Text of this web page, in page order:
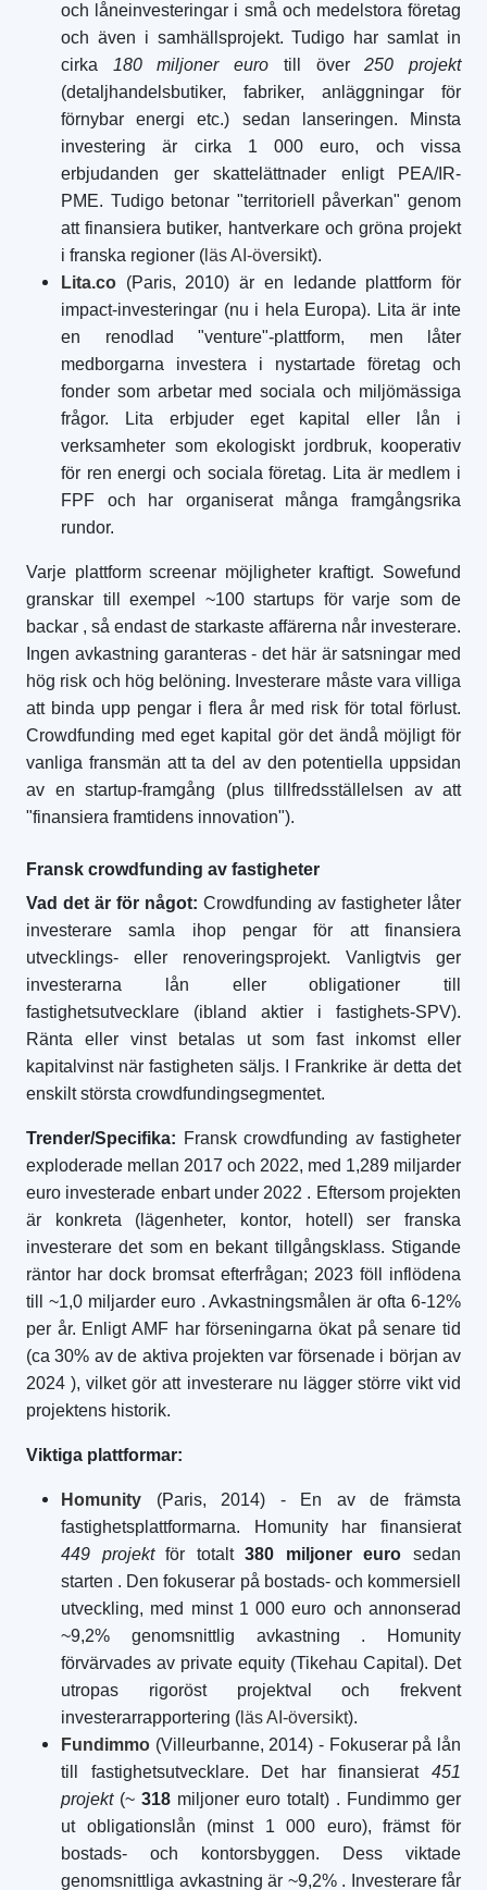
och låneinvesteringar i små och medelstora företag
och även i samhällsprojekt. Tudigo har samlat in
cirka 180 miljoner euro till över250 projekt
(detaljhandelsbutiker, fabriker, anläggningar för
förnybar energi etc.) sedan lanseringen. Minsta
investering är cirka 1 000 euro, och vissa
erbjudanden ger skattelättnader enligt PEA/IR-
PME. Tudigo betonar "territoriell påverkan" genom
att finansiera butiker, hantverkare och gröna projekt
i franska regioner ( läs AI-översikt).
Lita.co (Paris, 2010) är en ledande plattform för
impact-investeringar (nu i hela Europa). Lita är inte
en renodlad "venture"-plattform, men låter
medborgarna investera i nystartade företag och
fonder som arbetar med sociala och miljömässiga
frågor. Lita erbjuder eget kapital eller lån i
verksamheter som ekologiskt jordbruk, kooperativ
för ren energi och sociala företag. Lita är medlem i
FPF och har organiserat många framgångsrika
rundor.
Varje plattform screenar möjligheter kraftigt. Sowefund
granskar till exempel ~100 startups för varje som de
backar , så endast de starkaste affärerna når investerare.
Ingen avkastning garanteras - det här är satsningar med
hög risk och hög belöning. Investerare måste vara villiga
att binda upp pengar i flera år med risk för total förlust.
Crowdfunding med eget kapital gör det ändå möjligt för
vanliga fransmän att ta del av den potentiella uppsidan
av en startup-framgång (plus tillfredsställelsen av att
"finansiera framtidens innovation").
Fransk crowdfunding av fastigheter
Vad det är för något: Crowdfunding av fastigheter låter
investerare samla ihop pengar för att finansiera
utvecklings- eller renoveringsprojekt. Vanligtvis ger
investerarna lån eller obligationer till
fastighetsutvecklare (ibland aktier i fastighets-SPV).
Ränta eller vinst betalas ut som fast inkomst eller
kapitalvinst när fastigheten säljs. I Frankrike är detta det
enskilt största crowdfundingsegmentet.
Trender/Specifika: Fransk crowdfunding av fastigheter
exploderade mellan 2017 och 2022, med 1,289 miljarder
euro investerade enbart under 2022 . Eftersom projekten
är konkreta (lägenheter, kontor, hotell) ser franska
investerare det som en bekant tillgångsklass. Stigande
räntor har dock bromsat efterfrågan; 2023 föll inflödena
till ~1,0 miljarder euro . Avkastningsmålen är ofta 6-12%
per år. Enligt AMF har förseningarna ökat på senare tid
(ca 30% av de aktiva projekten var försenade i början av
2024 ), vilket gör att investerare nu lägger större vikt vid
projektens historik.
Viktiga plattformar:
Homunity (Paris, 2014) - En av de främsta
fastighetsplattformarna. Homunity har finansierat
449 projektför totalt380 miljoner euro sedan
starten . Den fokuserar på bostads- och kommersiell
utveckling, med minst 1 000 euro och annonserad
~9,2% genomsnittlig avkastning
. Homunity
förvärvades av private equity (Tikehau Capital). Det
utropas rigoröst projektval och frekvent
investerarrapportering ( läs AI-översikt).
Fundimmo (Villeurbanne, 2014) - Fokuserar på lån
till fastighetsutvecklare. Det har finansierat 451
projekt(~ 318 miljoner euro totalt) . Fundimmo ger
ut obligationslån (minst 1 000 euro), främst för
bostads- och kontorsbyggen. Dess viktade
genomsnittliga avkastning är ~9,2% . Investerare får